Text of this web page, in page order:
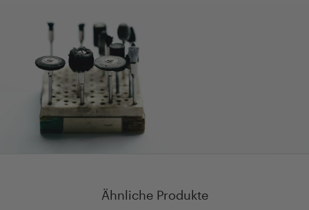
Ähnliche Produkte